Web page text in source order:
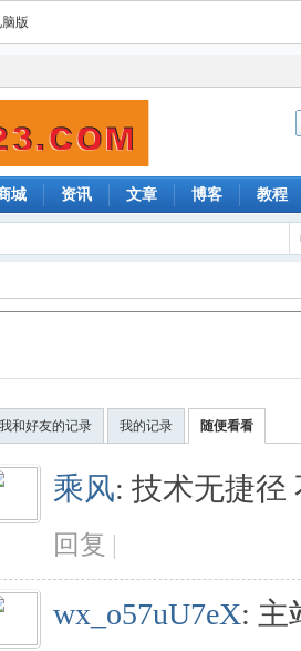
版
城 资讯 文章 博客 教程
我和好友的记录 我的记录 随便看看
乘风: 技术无捷径
回复 |
wx_o57uU7eX: 主